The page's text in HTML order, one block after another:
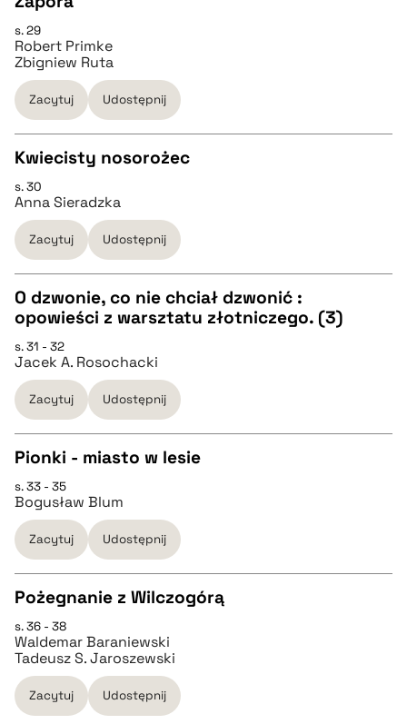
BIBTEX
pobierz cytat
CZYSTY TEKST
pobierz cytat
pobierz cytat
s. 29
Robert Primke
Zbigniew Ruta
Zacytuj Udostępnij
CZYSTY TEKST
pobierz cytat
BIBTEX
pobierz cytat
Kwiecisty nosorożec
s. 30
Anna Sieradzka
Zacytuj Udostępnij
pobierz cytat
BIBTEX
pobierz cytat
O dzwonie, co nie chciał dzwonić :
opowieści z warsztatu złotniczego. (3)
s. 31 - 32
Jacek A. Rosochacki
Zacytuj Udostępnij
CZYSTY TEKST
pobierz cytat
BIBTEX
pobierz cytat
Pionki - miasto w lesie
s. 33 - 35
Bogusław Blum
Zacytuj Udostępnij
CZYSTY TEKST
pobierz cytat
Pożegnanie z Wilczogórą
s. 36 - 38
Waldemar Baraniewski
Tadeusz S. Jaroszewski
Zacytuj Udostępnij